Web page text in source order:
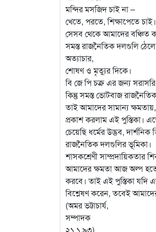
মন্দির মসজিদ চাই না –
খেতে, পরতে, শিক্ষাপেতে চাই।
সেসব থেকে আমাদের বঞ্চিত
সমস্ত রাজনৈতিক দলগুলি ঠেলে
অত্যাচার,
শোষণ ও মৃত্যুর দিকে।
বি জে পি চক্র এর জন্য সরাসরি
কিন্তু সমস্ত ভোটবাজ
তাই আমাদের সামান্য ক্ষমতায়,
প্রকাশ করলাম এই পুস্তিকা।
চেয়েছি ধর্মের উদ্ভব,
রাজনৈতিক দলগুলির ভূমিকা।
শাসকশ্রেণী
আমাদের ক্ষমতা আজ অল্প হতে
করবে। তাই এই পুস্তিকা যদি
বিশ্লেষণ করেন, তবেই
(অমর ভট্টাচার্য,
সম্পাদক